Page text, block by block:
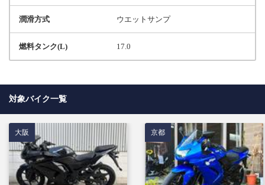
潤滑方式 ウエットサンプ
燃料タンク(L) 17.0
対象バイク一覧
大阪 京都